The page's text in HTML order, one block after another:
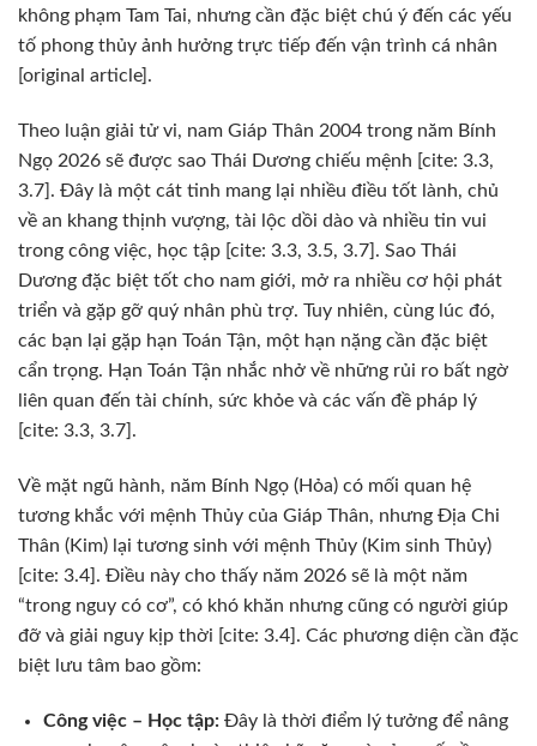
không phạm Tam Tai, nhưng cần đặc biệt chú ý đến các yếu
tố phong thủy ảnh hưởng trực tiếp đến vận trình cá nhân
[original article].
Theo luận giải tử vi, nam Giáp Thân 2004 trong năm Bính
Ngọ 2026 sẽ được sao Thái Dương chiếu mệnh [cite: 3.3,
3.7]. Đây là một cát tinh mang lại nhiều điều tốt lành, chủ
về an khang thịnh vượng, tài lộc dồi dào và nhiều tin vui
trong công việc, học tập [cite: 3.3, 3.5, 3.7]. Sao Thái
Dương đặc biệt tốt cho nam giới, mở ra nhiều cơ hội phát
triển và gặp gỡ quý nhân phù trợ. Tuy nhiên, cùng lúc đó,
các bạn lại gặp hạn Toán Tận, một hạn nặng cần đặc biệt
cẩn trọng. Hạn Toán Tận nhắc nhở về những rủi ro bất ngờ
liên quan đến tài chính, sức khỏe và các vấn đề pháp lý
[cite: 3.3, 3.7].
Về mặt ngũ hành, năm Bính Ngọ (Hỏa) có mối quan hệ
tương khắc với mệnh Thủy của Giáp Thân, nhưng Địa Chi
Thân (Kim) lại tương sinh với mệnh Thủy (Kim sinh Thủy)
[cite: 3.4]. Điều này cho thấy năm 2026 sẽ là một năm
“trong nguy có cơ”, có khó khăn nhưng cũng có người giúp
đỡ và giải nguy kịp thời [cite: 3.4]. Các phương diện cần đặc
biệt lưu tâm bao gồm:
Công việc – Học tập:Đây là thời điểm lý tưởng để nâng